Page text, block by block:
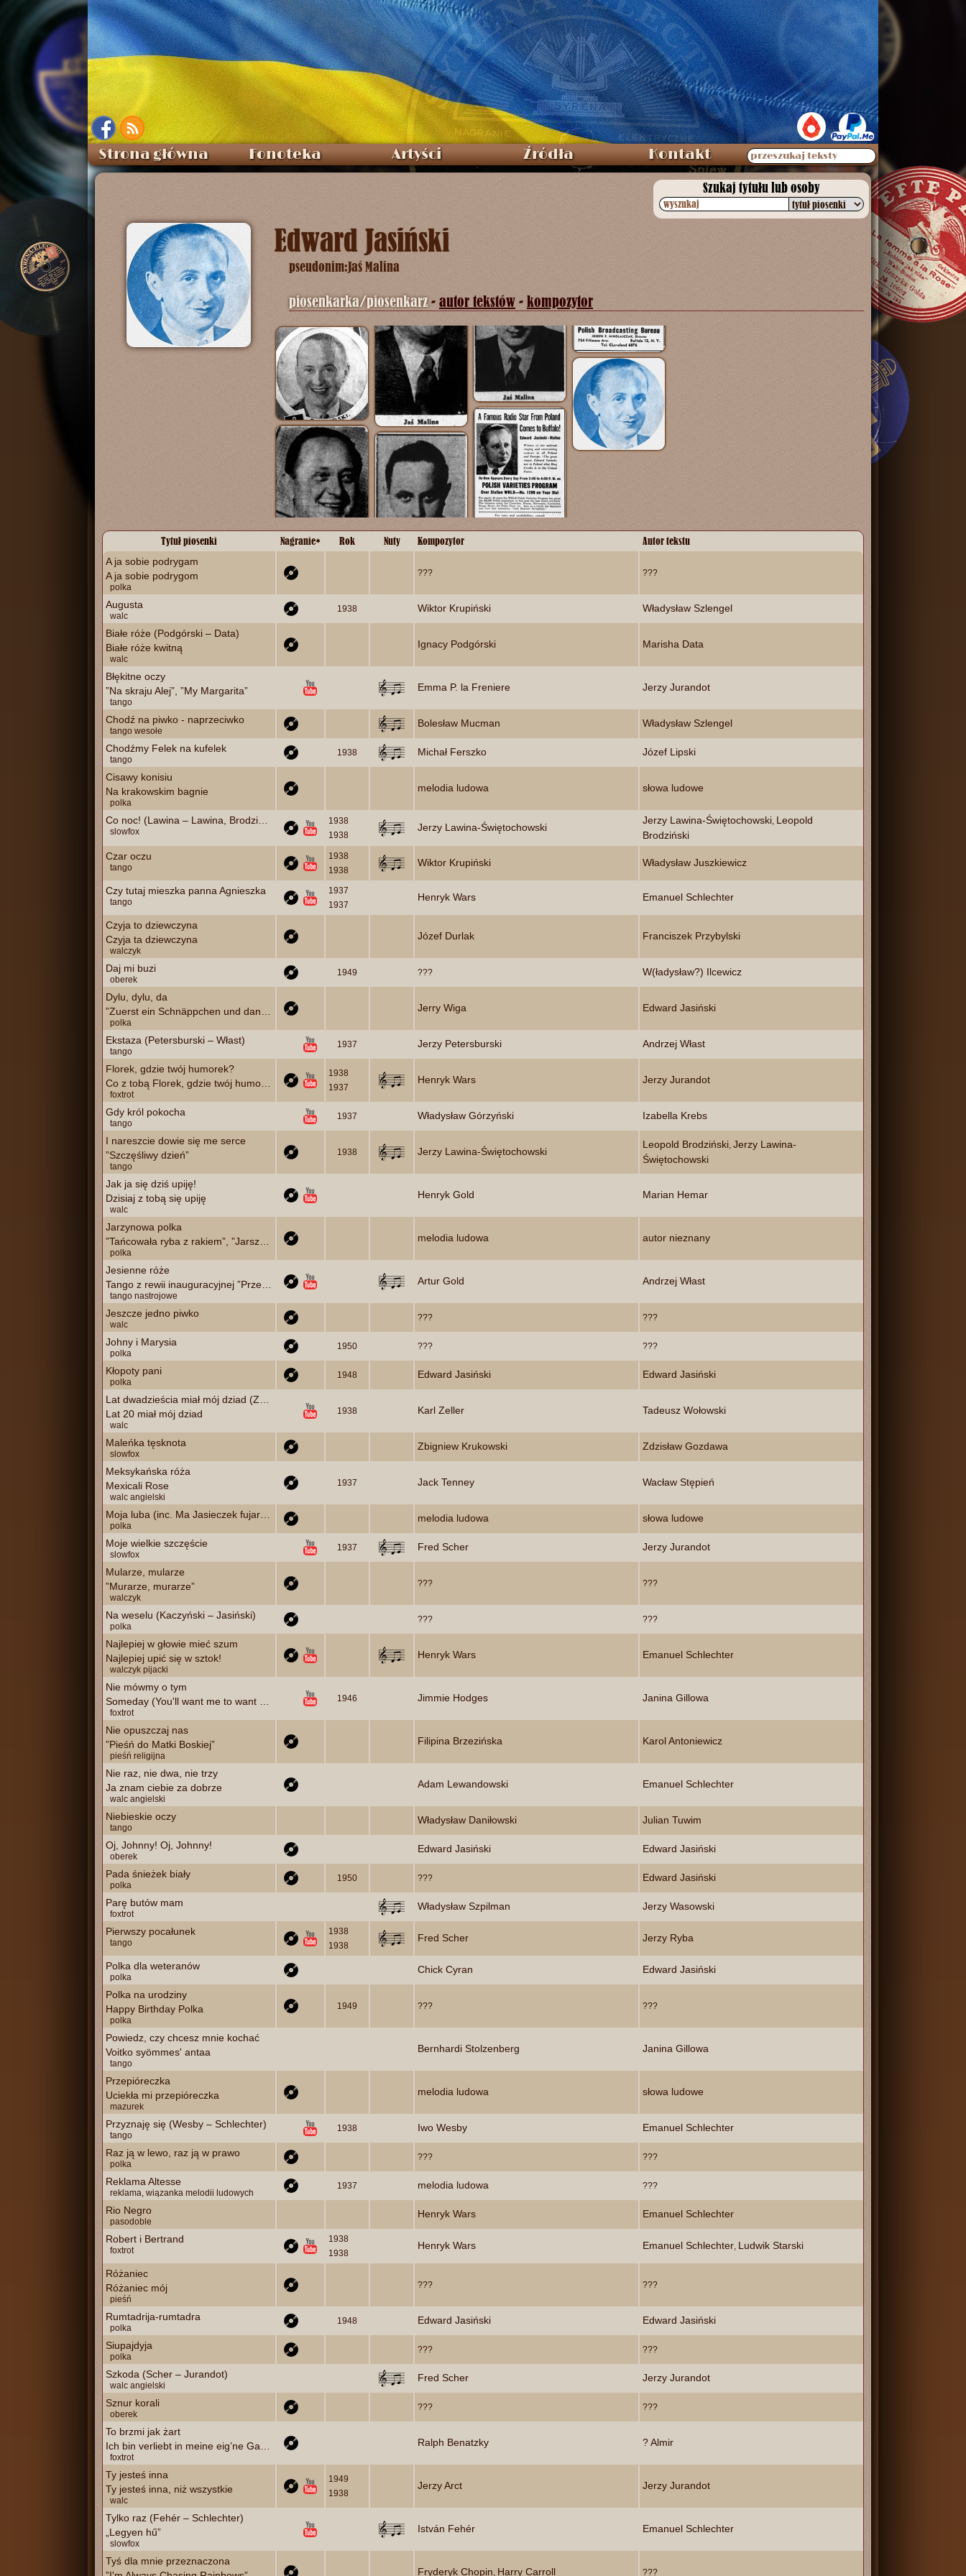
Strona główna Fonoteka Artyści Źródła Kontakt przeszukaj teksty
Szukaj tytułu lub osoby
wyszukaj
Edward Jasiński
pseudonim:Jaś Malina
piosenkarka/piosenkarz- autor tekstów - kompozytor
Tytuł piosenki Nagranie* Rok Nuty Kompozytor Autor tekstu
A ja sobie podrygam
A ja sobie podrygom
polka
??? ???
Augusta
walc
1938 Wiktor Krupiński Władysław Szlengel
Białe róże (Podgórski – Data)
Białe róże kwitną
walc
Ignacy Podgórski Marisha Data
Błękitne oczy
”Na skraju Alej”, ”My Margarita”
tango
Emma P. la Freniere Jerzy Jurandot
Chodź na piwko - naprzeciwko
tango wesołe
Bolesław Mucman Władysław Szlengel
Chodźmy Felek na kufelek
tango
1938 Michał Ferszko Józef Lipski
Cisawy konisiu
Na krakowskim bagnie
polka
melodia ludowa słowa ludowe
slowfox
1938
1938
Jerzy Lawina-Świętochowski
Jerzy Lawina-Świętochowski Leopold
Brodziński
Czar oczu
tango
1938
1938
Wiktor Krupiński Władysław Juszkiewicz
Czy tutaj mieszka panna Agnieszka
tango
1937
1937
Henryk Wars Emanuel Schlechter
Czyja to dziewczyna
Czyja ta dziewczyna
walczyk
Józef Durlak Franciszek Przybylski
Daj mi buzi
oberek
1949 ??? W(ładysław?) Ilcewicz
Dylu, dylu, da
polka
Jerry Wiga Edward Jasiński
Ekstaza (Petersburski – Włast)
tango
1937 Jerzy Petersburski Andrzej Włast
Florek, gdzie twój humorek?
foxtrot
1938
1937
Henryk Wars Jerzy Jurandot
Gdy król pokocha
tango
1937 Władysław Górzyński Izabella Krebs
I nareszcie dowie się me serce
”Szczęśliwy dzień”
tango
1938 Jerzy Lawina-Świętochowski
Leopold Brodziński Jerzy Lawina-
Świętochowski
Jak ja się dziś upiję!
Dzisiaj z tobą się upiję
walc
Henryk Gold Marian Hemar
Jarzynowa polka
polka
melodia ludowa autor nieznany
Jesienne róże
tango nastrojowe
Artur Gold Andrzej Włast
Jeszcze jedno piwko
walc
??? ???
Johny i Marysia
polka
1950 ??? ???
Kłopoty pani
polka
1948 Edward Jasiński Edward Jasiński
Lat 20 miał mój dziad
walc
1938 Karl Zeller Tadeusz Wołowski
Maleńka tęsknota
slowfox
Zbigniew Krukowski Zdzisław Gozdawa
Meksykańska róża
Mexicali Rose
walc angielski
1937 Jack Tenney Wacław Stępień
polka
melodia ludowa słowa ludowe
Moje wielkie szczęście
slowfox
1937 Fred Scher Jerzy Jurandot
Mularze, mularze
”Murarze, murarze”
walczyk
??? ???
Na weselu (Kaczyński – Jasiński)
polka
??? ???
Najlepiej w głowie mieć szum
Najlepiej upić się w sztok!
walczyk pijacki
Henryk Wars Emanuel Schlechter
Nie mówmy o tym
foxtrot
1946 Jimmie Hodges Janina Gillowa
Nie opuszczaj nas
”Pieśń do Matki Boskiej”
pieśń religijna
Filipina Brzezińska Karol Antoniewicz
Nie raz, nie dwa, nie trzy
Ja znam ciebie za dobrze
walc angielski
Adam Lewandowski Emanuel Schlechter
Niebieskie oczy
tango
Władysław Daniłowski Julian Tuwim
Oj, Johnny! Oj, Johnny!
oberek
Edward Jasiński Edward Jasiński
Pada śnieżek biały
polka
1950 ??? Edward Jasiński
Parę butów mam
foxtrot
Władysław Szpilman Jerzy Wasowski
Pierwszy pocałunek
tango
1938
1938
Fred Scher Jerzy Ryba
Polka dla weteranów
polka
Chick Cyran Edward Jasiński
Polka na urodziny
Happy Birthday Polka
polka
1949 ??? ???
Powiedz, czy chcesz mnie kochać
Voitko syömmes' antaa
tango
Bernhardi Stolzenberg Janina Gillowa
Przepióreczka
Uciekła mi przepióreczka
mazurek
melodia ludowa słowa ludowe
Przyznaję się (Wesby – Schlechter)
tango
1938 Iwo Wesby Emanuel Schlechter
Raz ją w lewo, raz ją w prawo
polka
??? ???
Reklama Altesse
reklama, wiązanka melodii ludowych
1937 melodia ludowa ???
Rio Negro
pasodoble
Henryk Wars Emanuel Schlechter
Robert i Bertrand
foxtrot
1938
1938
Henryk Wars Emanuel Schlechter, Ludwik Starski
Różaniec
Różaniec mój
pieśń
??? ???
Rumtadrija-rumtadra
polka
1948 Edward Jasiński Edward Jasiński
Siupajdyja
polka
??? ???
Szkoda (Scher – Jurandot)
walc angielski
Fred Scher Jerzy Jurandot
Sznur korali
oberek
??? ???
To brzmi jak żart
foxtrot
Ralph Benatzky ? Almir
Ty jesteś inna
Ty jesteś inna, niż wszystkie
walc
1949
1938
Jerzy Arct Jerzy Jurandot
Tylko raz (Fehér – Schlechter)
„Legyen hű”
slowfox
István Fehér Emanuel Schlechter
Tyś dla mnie przeznaczona
Fryderyk Chopin, Harry Carroll ???